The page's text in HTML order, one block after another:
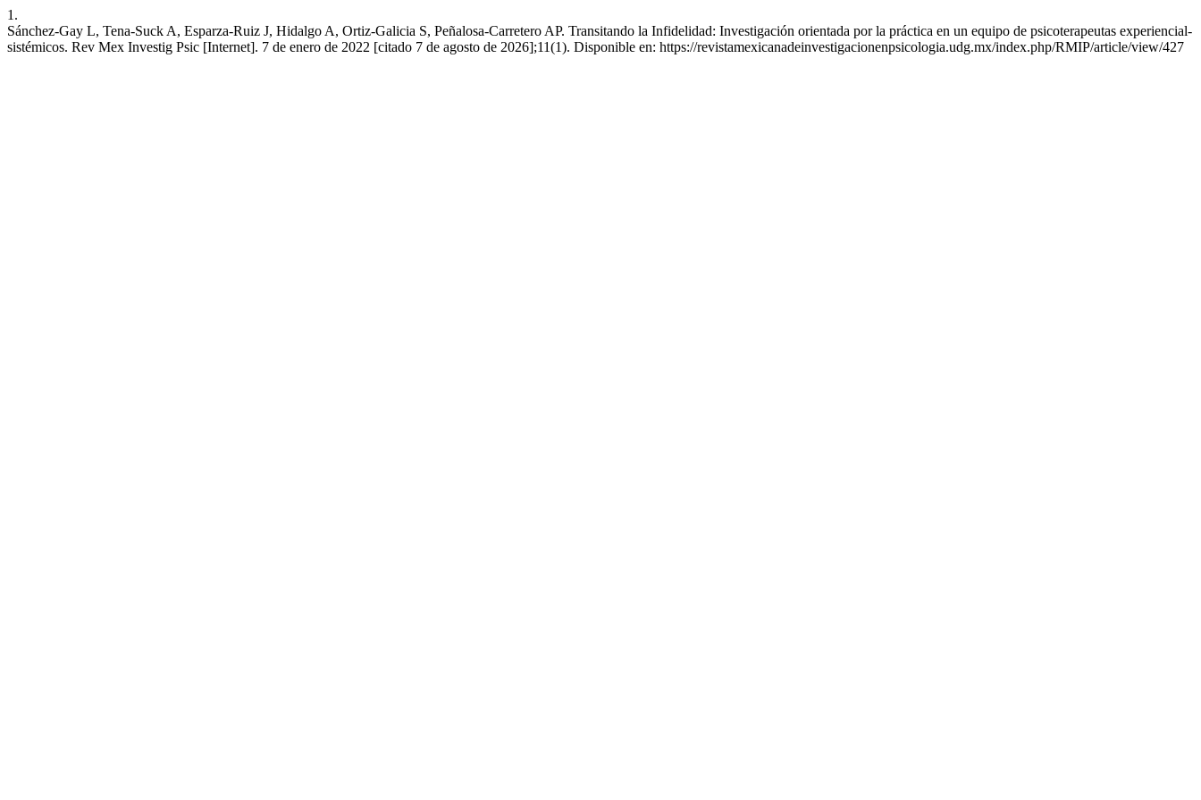
1.
Sánchez-Gay L, Tena-Suck A, Esparza-Ruiz J, Hidalgo A, Ortiz-Galicia S, Peñalosa-Carretero AP. Transitando la Infidelidad: Investigación orientada por la práctica en un equipo de psicoterapeutas experiencial-
sistémicos. Rev Mex Investig Psic [Internet]. 7 de enero de 2022 [citado 7 de agosto de 2026];11(1). Disponible en: https://revistamexicanadeinvestigacionenpsicologia.udg.mx/index.php/RMIP/article/view/427